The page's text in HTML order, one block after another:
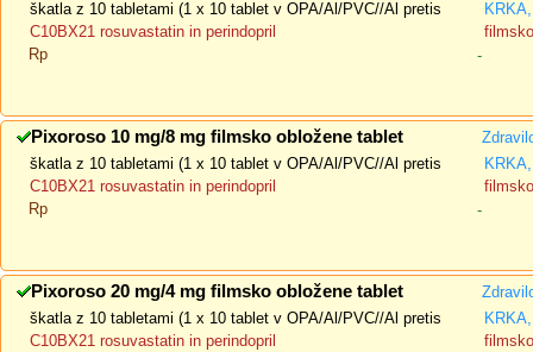
škatla z 10 tabletami (1 x 10 tablet v OPA/Al/PVC//Al pretis
C10BX21 rosuvastatin in perindopril
Rp
-
Pixoroso 10 mg/8 mg filmsko obložene tablet
škatla z 10 tabletami (1 x 10 tablet v OPA/Al/PVC//Al pretis
C10BX21 rosuvastatin in perindopril
Rp
-
Pixoroso 20 mg/4 mg filmsko obložene tablet
škatla z 10 tabletami (1 x 10 tablet v OPA/Al/PVC//Al pretis
C10BX21 rosuvastatin in perindopril